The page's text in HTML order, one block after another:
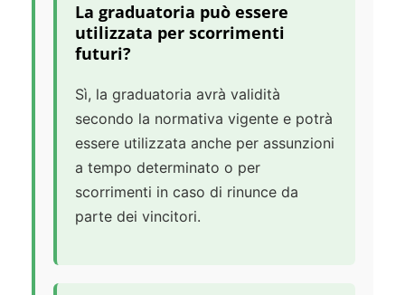
La graduatoria può essere
utilizzata per scorrimenti
futuri?
Sì, la graduatoria avrà validità
secondo la normativa vigente e potrà
essere utilizzata anche per assunzioni
a tempo determinato o per
scorrimenti in caso di rinunce da
parte dei vincitori.